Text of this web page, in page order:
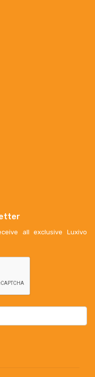
all exclusive Luxivo